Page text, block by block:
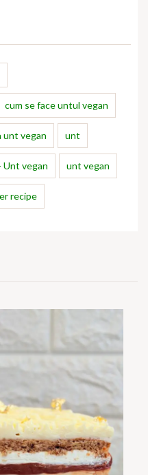
cum se face untul vegan
vegan unt
Unt vegan unt vegan
recipe